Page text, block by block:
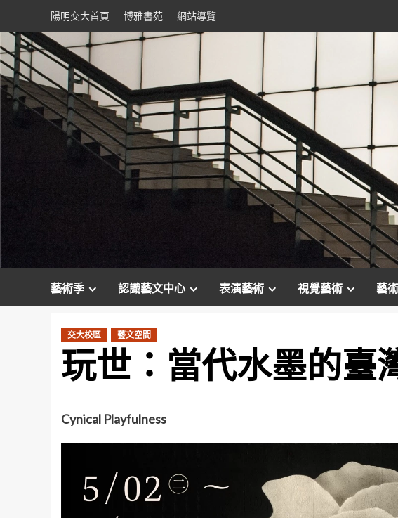
content
陽明交大首頁 博雅書苑 網站導覽
藝術季 認識藝文中心 表演藝術 視覺藝術 藝
交大校區 藝文空間
玩世：當代水墨的臺
Cynical Playfulness